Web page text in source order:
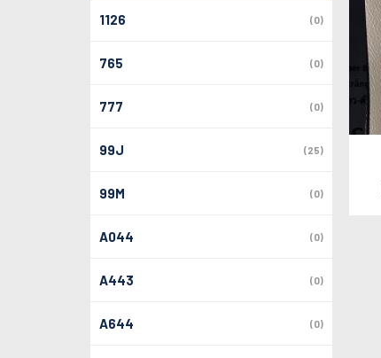
1126 (0)
765 (0)
777 (0)
99J (25)
99M (0)
A044 (0)
A443 (0)
A644 (0)